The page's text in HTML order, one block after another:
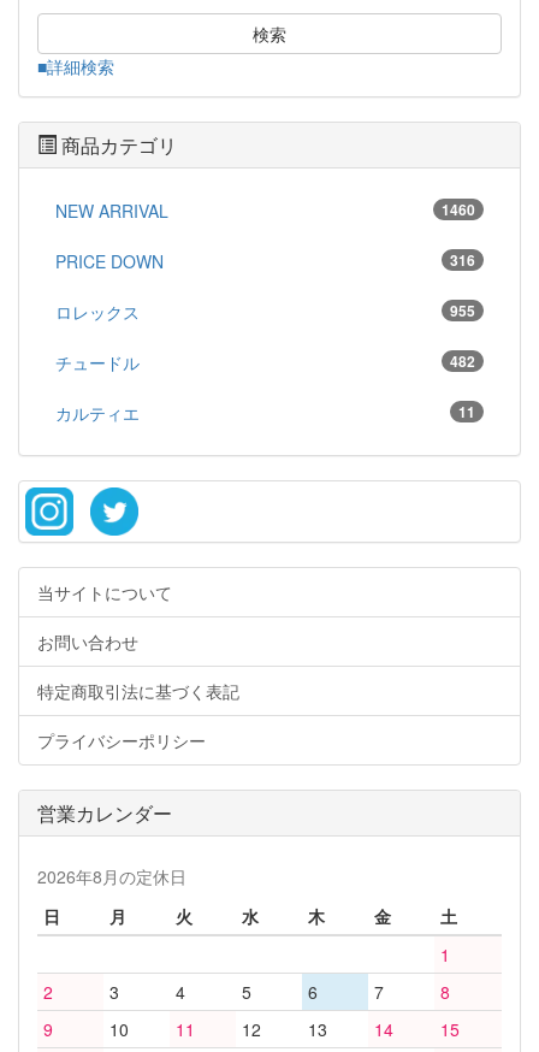
検索
■詳細検索
商品カテゴリ
NEW ARRIVAL 1460
PRICE DOWN 316
ロレックス 955
チュードル 482
カルティエ 11
当サイトについて
お問い合わせ
特定商取引法に基づく表記
プライバシーポリシー
営業カレンダー
2026年8月の定休日
日
月 火 水 木 金
土
1
2
3 4 5 6 7
8
9
10 11 12 13 14
15